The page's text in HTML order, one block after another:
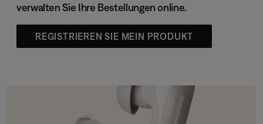
verwalten Sie Ihre Bestellungen online.
REGISTRIEREN SIE MEIN PRODUKT